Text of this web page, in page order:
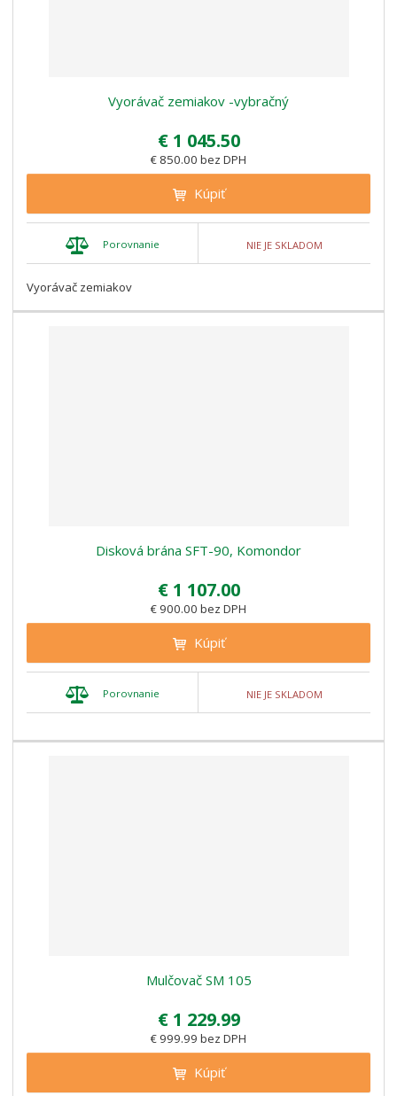
Vyorávač zemiakov -vybračný
€ 1 045.50
€ 850.00 bez DPH
Kúpiť
Porovnanie NIE JE SKLADOM
Vyorávač zemiakov
Disková brána SFT-90, Komondor
€ 1 107.00
€ 900.00 bez DPH
Kúpiť
Porovnanie NIE JE SKLADOM
Mulčovač SM 105
€ 1 229.99
€ 999.99 bez DPH
Kúpiť